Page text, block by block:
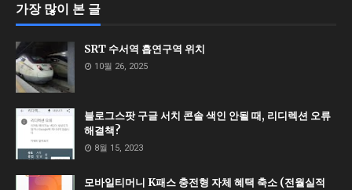
가장 많이 본 글
SRT 수서역 흡연구역 위치
10월 26, 2025
블로그스팟 구글 서치 콘솔 색인 안될 때, 리디렉션 오류
해결책?
8월 15, 2023
모바일티머니 K패스 충전형 자체 혜택 축소 (전월실적